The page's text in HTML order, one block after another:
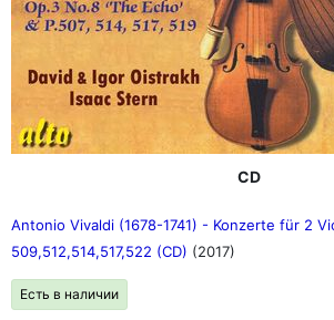
CD
Antonio Vivaldi (1678-1741) - Konzerte für 2
509,512,514,517,522 (CD) (2017)
Есть в наличии